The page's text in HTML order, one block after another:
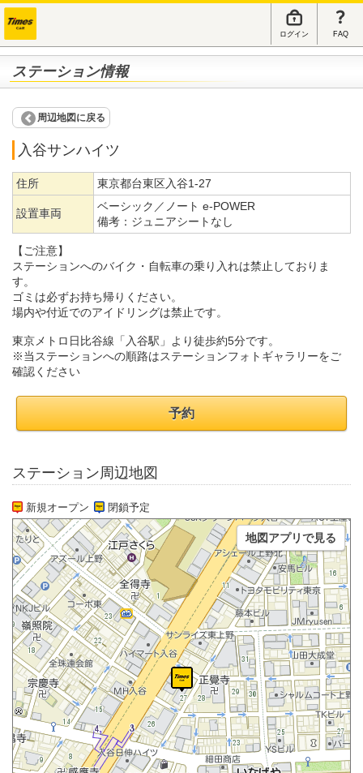
ログイン FAQ
ステーション情報
周辺地図に戻る
入谷サンハイツ
住所 東京都台東区入谷1-27
設置車両
ベーシック／ノート e-POWER
備考： ジュニアシートなし
【ご注意】
ステーションへのバイク・自転車の乗り入れは禁止しておりま
す。
ゴミは必ずお持ち帰りください。
場内や付近でのアイドリングは禁止です。
東京メトロ日比谷線「入谷駅」より徒歩約5分です。
※当ステーションへの順路はステーションフォトギャラリーをご
確認ください
予約
ステーション周辺地図
新規オープン 閉鎖予定
地図アプリで見る